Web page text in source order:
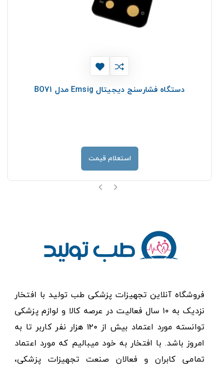
دستگاه فشارسنج دیجیتال Emsig مدل BO71
استعلام قیمت
فروشگاه آنلاین تجهیزات پزشکی طب تولید با افتخار
نزدیک به ۱۰ سال فعالیت در عرصه کالا و لوازم پزشکی
توانسته مورد اعتماد بیش از ۱۲۰ هزار نفر کاربر تا به
امروز باشد. با افتخار به خود میبالیم که مورد اعتماد
تمامی کابران و فعالان صنعت تجهیزات پزشکی،